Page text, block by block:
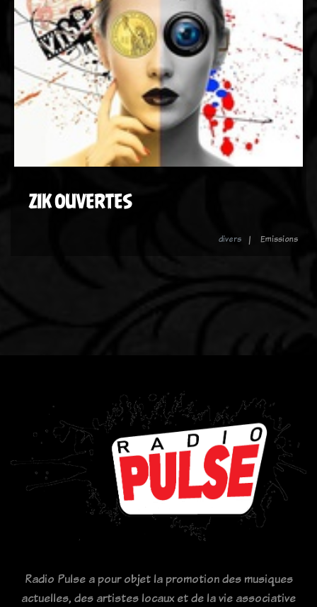
ZIK OUVERTES
divers Emissions
Radio Pulse a pour objet la promotion des musiques
actuelles, des artistes locaux et de la vie associative